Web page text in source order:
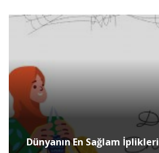
Dünyanın En Sağlam İplikleri